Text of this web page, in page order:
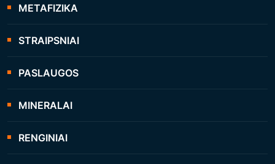
METAFIZIKA
STRAIPSNIAI
PASLAUGOS
MINERALAI
RENGINIAI